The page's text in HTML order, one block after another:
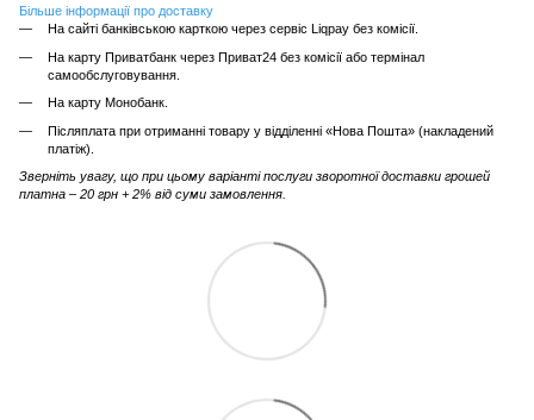
Більше інформації про доставку
На сайті банківською карткою через сервіс Liqpay без комісії.
На карту Приватбанк через Приват24 без комісії або термінал
самообслуговування.
На карту Монобанк.
Післяплата при отриманні товару у відділенні «Нова Пошта» (накладений
платіж).
Зверніть увагу, що при цьому варіанті послуги зворотної доставки грошей
платна – 20 грн + 2% від суми замовлення.